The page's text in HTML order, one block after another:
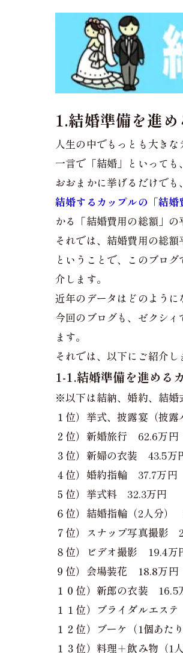
1.結婚準備を進
人生の中でもっとも大きな
一言で「結婚」といっても
おおまかに挙げるだけで
結婚するカップルの「結
かる「結婚費用の総額」の
それでは、結婚費用の総
ということで、このブロ
介します。
近年のデータはどのように
今回のブログも、ゼクシ
ます。
それでは、以下にご紹介し
1-1.結婚準備を進める
※以下は結納、婚約、結婚
１位）挙式、披露宴（披
２位）新婚旅行 62.6万円
３位）新婦の衣装 43.5万
４位）婚約指輪 37.7万円
５位）挙式料 32.3万円
６位）結婚指輪（2人分
７位）スナップ写真撮影
８位）ビデオ撮影 19.4万
９位）会場装花 18.8万円
１０位）新郎の衣装 16.5
１１位）ブライダルエス
１２位）ブーケ（1個あ
１３位）料理＋飲み物（